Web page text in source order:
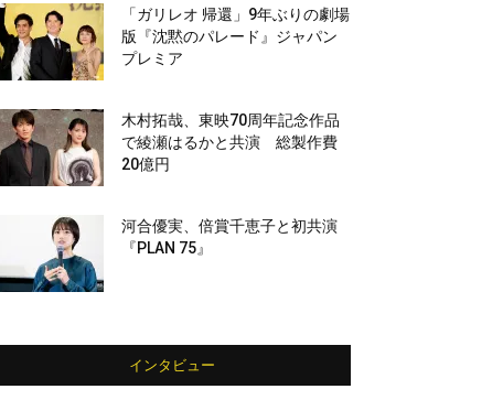
「ガリレオ 帰還」9年ぶりの劇場
版『沈黙のパレード』ジャパン
プレミア
木村拓哉、東映70周年記念作品
で綾瀬はるかと共演 総製作費
20億円
河合優実、倍賞千恵子と初共演
『PLAN 75』
インタビュー